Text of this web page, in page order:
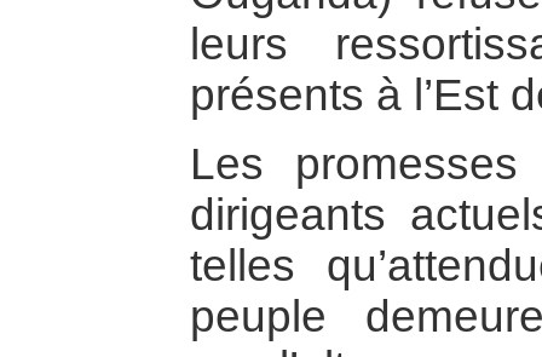
leurs
présents à l’Est
Les
dirigeants
telles
peuple